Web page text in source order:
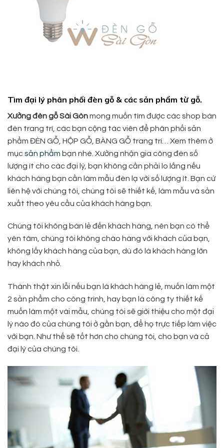
Tìm đại lý phân phối đèn gỗ & các sản phẩm từ gỗ.
Xưởng đèn gỗ Sài Gònmong muốn tìm được các shop bán
đèn trang trí, các bạn cộng tác viên để phân phối sản
phẩm ĐÈN GỖ, HỘP GỖ, BÀNG GỖ trang trí… Xem thêm ở
mụcsản phẩm bạn nhé. Xưởng nhận gia công đèn số
lượng ít cho các đại lý, bạn không cần phải lo lắng nếu
khách hàng bạn cần làm mẫu đèn lạ với số lượng ít. Bạn cứ
liên hệ với chúng tôi, chúng tôi sẽ thiết kế, làm mẫu và sản
xuất theo yêu cầu của khách hàng bạn.
Chúng tôi không bán lẻ đến khách hàng, nên bạn có thể
yên tâm, chúng tôi không chào hàng với khách của bạn,
không lấy khách hàng của bạn, dù đó là khách hàng lớn
hay khách nhỏ.
Thành thật xin lỗi nếu bạn là khách hàng lẻ, muốn làm một
2 sản phẩm cho công trình, hay bạn là công ty thiết kế
muốn làm một vài mẫu, chúng tôi sẽ giới thiệu cho một đại
lý nào đó của chúng tôi ở gần bạn, để họ trực tiếp làm việc
với bạn. Như thế sẽ tốt hơn cho chúng tôi, cho bạn và cả
đại lý của chúng tôi.